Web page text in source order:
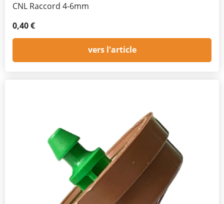
CNL Raccord 4-6mm
0,40 €
vers l'article